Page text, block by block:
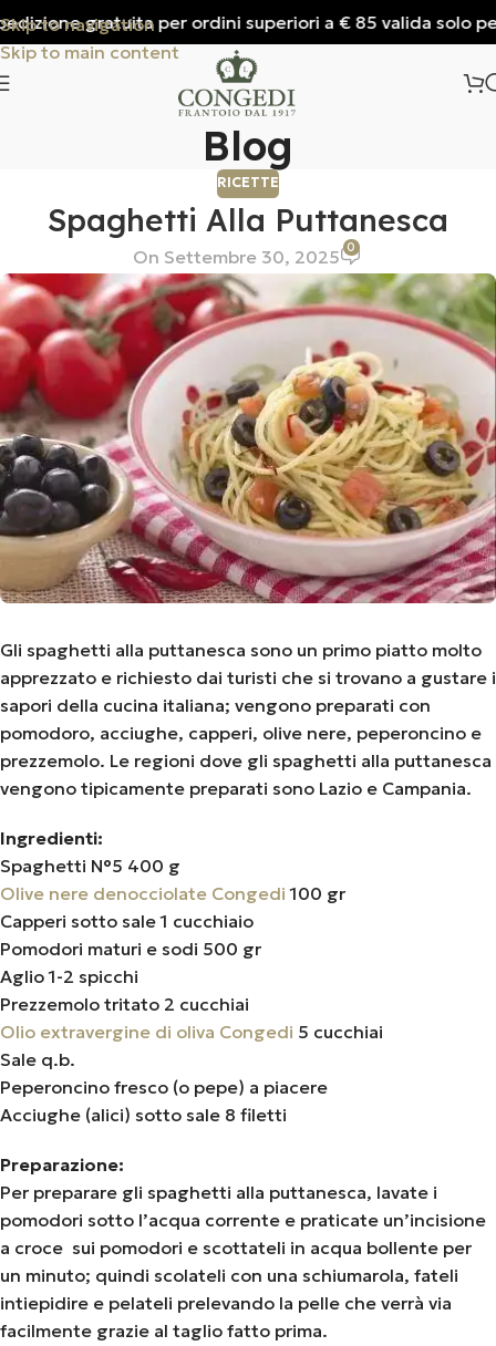
Skip to navigation
Skip to main content
gratuita per ordini superiori a € 85 valida solo per
Blog
RICETTE
Spaghetti Alla Puttanesca
On Settembre 30, 2025 0
Gli spaghetti alla puttanesca sono un primo piatto molto
apprezzato e richiesto dai turisti che si trovano a gustare i
sapori della cucina italiana; vengono preparati con
pomodoro, acciughe, capperi, olive nere, peperoncino e
prezzemolo. Le regioni dove gli spaghetti alla puttanesca
vengono tipicamente preparati sono Lazio e Campania.
Ingredienti:
Spaghetti N°5 400 g
Olive nere denocciolate Congedi100 gr
Capperi sotto sale 1 cucchiaio
Pomodori maturi e sodi 500 gr
Aglio 1-2 spicchi
Prezzemolo tritato 2 cucchiai
Olio extravergine di oliva Congedi 5 cucchiai
Sale q.b.
Peperoncino fresco (o pepe) a piacere
Acciughe (alici) sotto sale 8 filetti
Preparazione:
Per preparare gli spaghetti alla puttanesca, lavate i
pomodori sotto l’acqua corrente e praticate un’incisione
a croce sui pomodori e scottateli in acqua bollente per
un minuto; quindi scolateli con una schiumarola, fateli
intiepidire e pelateli prelevando la pelle che verrà via
facilmente grazie al taglio fatto prima.